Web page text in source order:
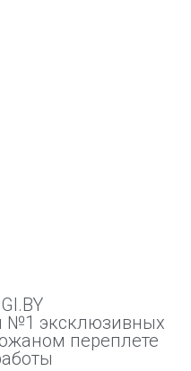
№1 эксклюзивных
переплете